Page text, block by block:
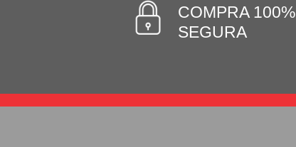
COMPRA 100%
SEGURA